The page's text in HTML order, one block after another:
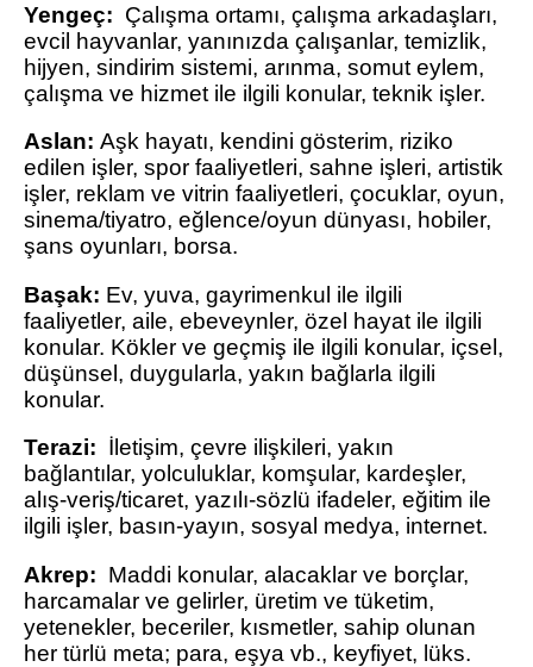
Yengeç: Çalışma ortamı, çalışma arkadaşları,
evcil hayvanlar, yanınızda çalışanlar, temizlik,
hijyen, sindirim sistemi, arınma, somut eylem,
çalışma ve hizmet ile ilgili konular, teknik işler.
Aslan: Aşk hayatı, kendini gösterim, riziko
edilen işler, spor faaliyetleri, sahne işleri, artistik
işler, reklam ve vitrin faaliyetleri, çocuklar, oyun,
sinema/tiyatro, eğlence/oyun dünyası, hobiler,
şans oyunları, borsa.
Başak: Ev, yuva, gayrimenkul ile ilgili
faaliyetler, aile, ebeveynler, özel hayat ile ilgili
konular. Kökler ve geçmiş ile ilgili konular, içsel,
düşünsel, duygularla, yakın bağlarla ilgili
konular.
Terazi: İletişim, çevre ilişkileri, yakın
bağlantılar, yolculuklar, komşular, kardeşler,
alış-veriş/ticaret, yazılı-sözlü ifadeler, eğitim ile
ilgili işler, basın-yayın, sosyal medya, internet.
Akrep: Maddi konular, alacaklar ve borçlar,
harcamalar ve gelirler, üretim ve tüketim,
yetenekler, beceriler, kısmetler, sahip olunan
her türlü meta; para, eşya vb., keyfiyet, lüks.